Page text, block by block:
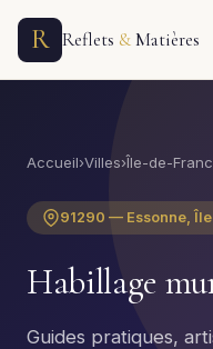
R Reflets &Matières
Accueil›Villes›Île-de-
91290 — Essonne,
Habillage
Guides pratiques,